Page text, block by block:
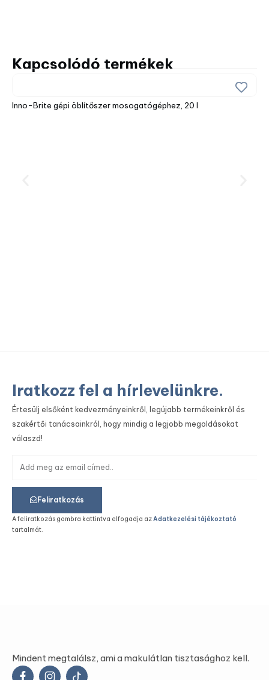
Kapcsolódó termékek
Inno-Brite gépi öblítőszer mosogatógéphez, 20 l
Iratkozz fel a hírlevelünkre.
Értesülj elsőként kedvezményeinkről, legújabb termékeinkről és
szakértői tanácsainkról, hogy mindig a legjobb megoldásokat
válaszd!
Feliratkozás
A feliratkozás gombra kattintva elfogadja azAdatkezelési tájékoztató
tartalmát.
Mindent megtalálsz, ami a makulátlan tisztasághoz kell.